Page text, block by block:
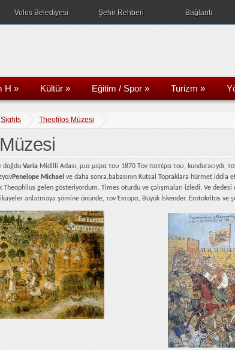
Volos Belediyesi Şehir Rehberi Bağlantı
H » Kültür » Eğitim / Spor » Turizm »
Sights Theofilos Müzesi
doğdu Varia Midilli Adası, μια μέρα του 1870 Tον πατέρα του, kunduracıydı,
Penelope Michael ve daha sonra,babasının Kutsal Topraklara hürmet iddia
Theophilus gelen gösteriyordum. Times oturdu ve çalışmaları izledi. Ve
anlatmaya şömine önünde, τον Έκτορα, Büyük İskender, Erotokritos ve